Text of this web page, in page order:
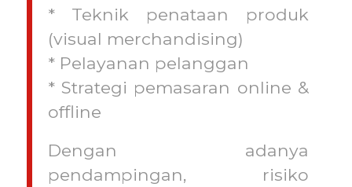
* Teknik penataan produk
(visual merchandising)
* Pelayanan pelanggan
* Strategi pemasaran online &
offline
Dengan adanya
pendampingan, risiko